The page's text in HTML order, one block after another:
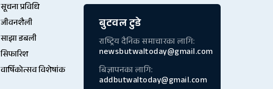
सूचना प्रविधि
जीवनशैली
साझा डबली
सिफारिश
वार्षिकोत्सव विशेषांक
बुटवल टुडे
राष्ट्रिय दैनिक समाचारका लागि:
newsbutwaltoday@gmail.com
बिज्ञापनका लागि:
addbutwaltoday@gmail.com